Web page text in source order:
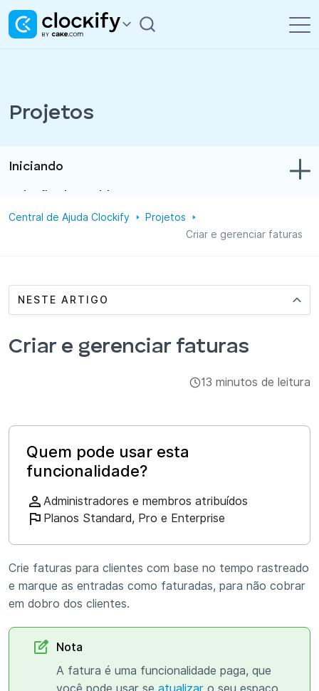
Projetos
Integrações e complementos
Iniciando
Controle de tempo e despesas
Projetos
Administração
Central de Ajuda Clockify
Projetos
Criar e gerenciar faturas
NESTE ARTIGO
Criar e gerenciar faturas
13 minutos de leitura
Quem pode usar esta
funcionalidade?
Administradores e membros atribuídos
Planos Standard, Pro e Enterprise
Crie faturas para clientes com base no tempo rastreado
e marque as entradas como faturadas, para não cobrar
em dobro dos clientes.
Nota
A fatura é uma funcionalidade paga, que